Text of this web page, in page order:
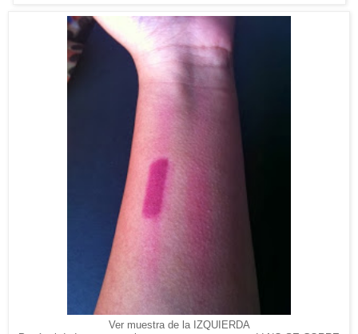
Ver muestra de la IZQUIERDA